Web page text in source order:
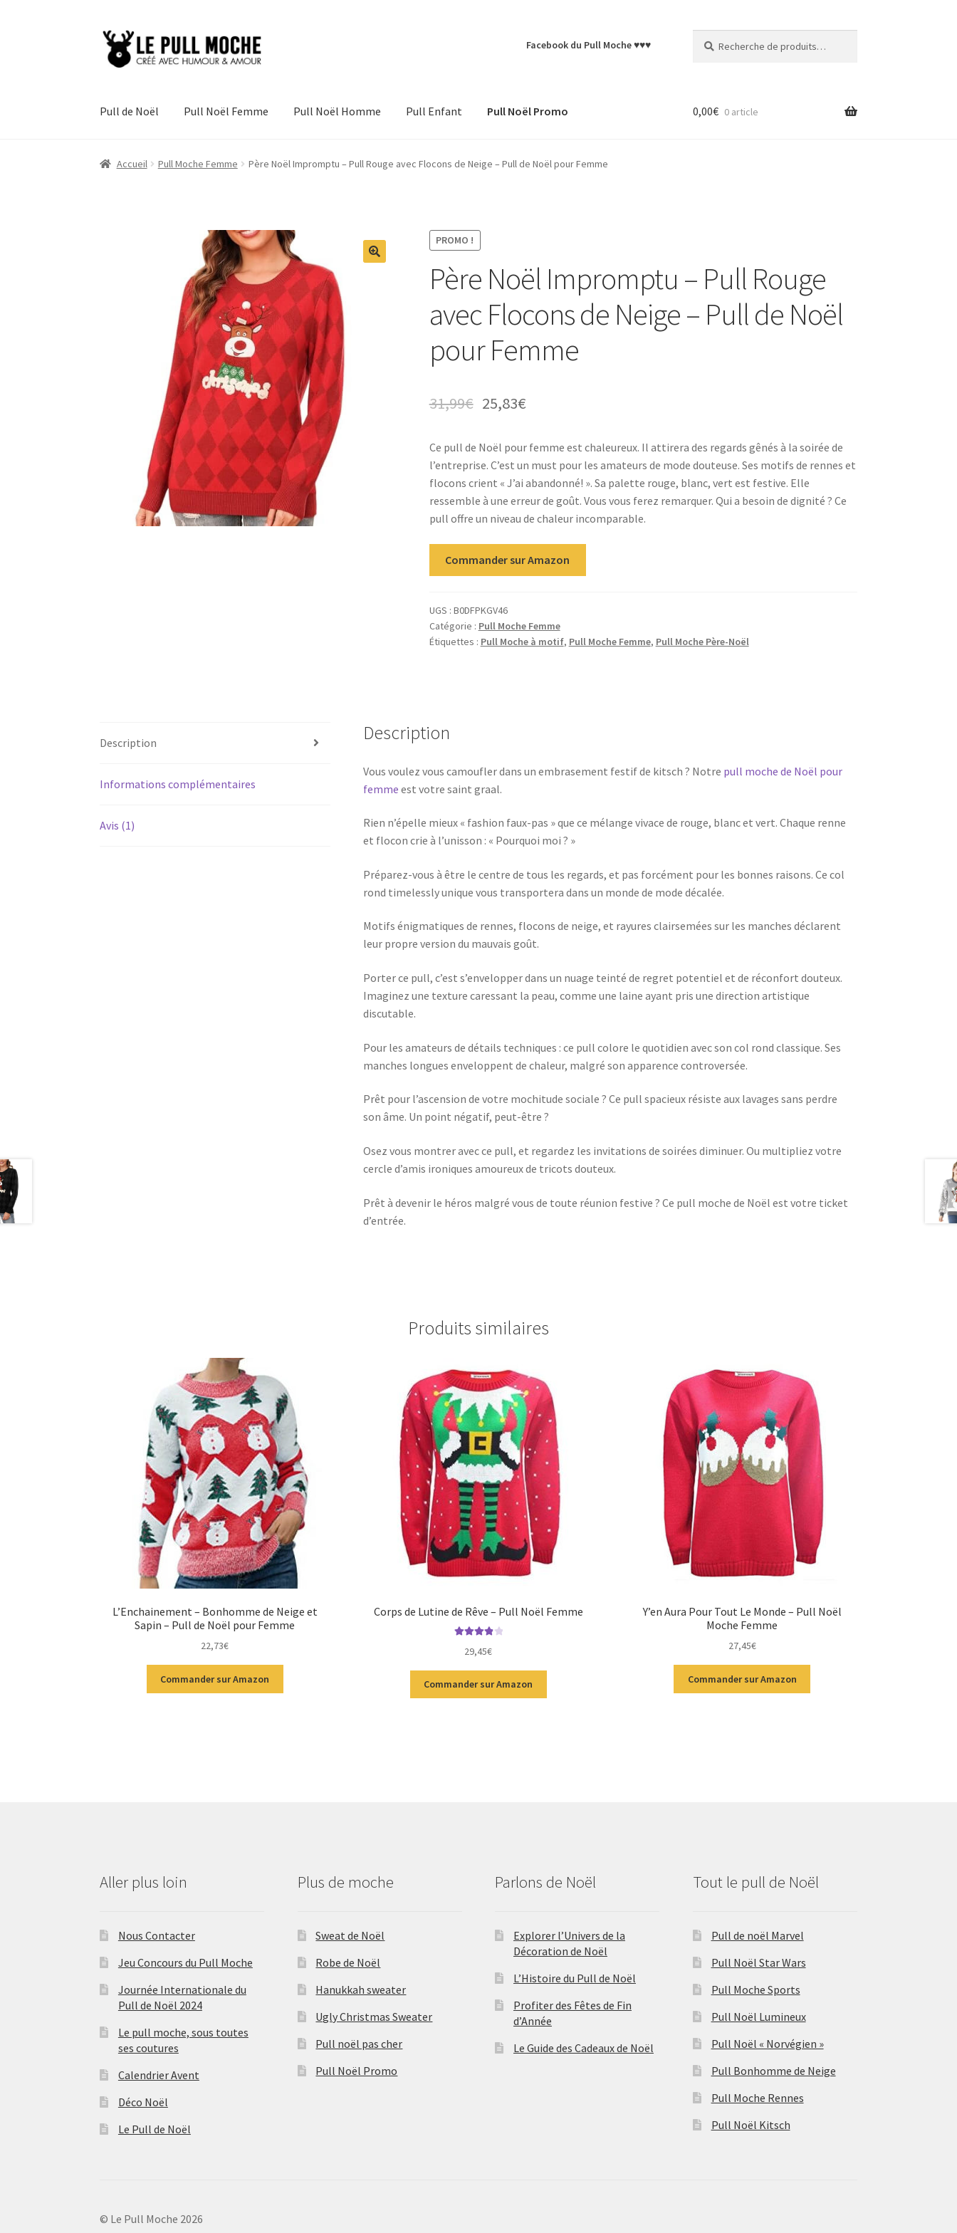
Aller
Aller
au
Facebook du Pull Moche ♥♥♥
pour :
Pull de Noël Pull Noël Femme Pull Noël Homme Pull Enfant Pull Noël Promo 0,00€ 0 article
Accueil Pull Moche Femme Père Noël Impromptu – Pull Rouge avec Flocons de Neige – Pull de Noël pour Femme
PROMO !
Père Noël Impromptu – Pull Rouge
avec Flocons de Neige – Pull de Noël
pour Femme
31,99€ 25,83€
Ce pull de Noël pour femme est chaleureux. Il attirera des regards gênés à la soirée de
l’entreprise. C’est un must pour les amateurs de mode douteuse. Ses motifs de rennes et
flocons crient « J’ai abandonné! ». Sa palette rouge, blanc, vert est festive. Elle
ressemble à une erreur de goût. Vous vous ferez remarquer. Qui a besoin de dignité ? Ce
pull offre un niveau de chaleur incomparable.
Commander sur Amazon
UGS : B0DFPKGV46
Catégorie : Pull Moche Femme
Étiquettes : Pull Moche à motif, Pull Moche Femme, Pull Moche Père-Noël
Description
Informations complémentaires
Avis (1)
Description
Vous voulez vous camoufler dans un embrasement festif de kitsch ? Notre pull moche de Noël pour
femme est votre saint graal.
Rien n’épelle mieux « fashion faux-pas » que ce mélange vivace de rouge, blanc et vert. Chaque renne
et flocon crie à l’unisson : « Pourquoi moi ? »
Préparez-vous à être le centre de tous les regards, et pas forcément pour les bonnes raisons. Ce col
rond timelessly unique vous transportera dans un monde de mode décalée.
Motifs énigmatiques de rennes, flocons de neige, et rayures clairsemées sur les manches déclarent
leur propre version du mauvais goût.
Porter ce pull, c’est s’envelopper dans un nuage teinté de regret potentiel et de réconfort douteux.
Imaginez une texture caressant la peau, comme une laine ayant pris une direction artistique
discutable.
Pour les amateurs de détails techniques : ce pull colore le quotidien avec son col rond classique. Ses
manches longues enveloppent de chaleur, malgré son apparence controversée.
Prêt pour l’ascension de votre mochitude sociale ? Ce pull spacieux résiste aux lavages sans perdre
son âme. Un point négatif, peut-être ?
Osez vous montrer avec ce pull, et regardez les invitations de soirées diminuer. Ou multipliez votre
cercle d’amis ironiques amoureux de tricots douteux.
Prêt à devenir le héros malgré vous de toute réunion festive ? Ce pull moche de Noël est votre ticket
d’entrée.
Produits similaires
L’Enchainement – Bonhomme de Neige et
Sapin – Pull de Noël pour Femme
22,73€
Commander sur Amazon
Corps de Lutine de Rêve – Pull Noël Femme
sur 5
29,45€
Commander sur Amazon
Y’en Aura Pour Tout Le Monde – Pull Noël
Moche Femme
27,45€
Commander sur Amazon
Aller plus loin
Nous Contacter
Jeu Concours du Pull Moche
Journée Internationale du
Pull de Noël 2024
Le pull moche, sous toutes
ses coutures
Calendrier Avent
Déco Noël
Le Pull de Noël
Plus de moche
Sweat de Noël
Robe de Noël
Hanukkah sweater
Ugly Christmas Sweater
Pull noël pas cher
Pull Noël Promo
Parlons de Noël
Explorer l’Univers de la
Décoration de Noël
L’Histoire du Pull de Noël
Profiter des Fêtes de Fin
d’Année
Le Guide des Cadeaux de Noël
Tout le pull de Noël
Pull de noël Marvel
Pull Noël Star Wars
Pull Moche Sports
Pull Noël Lumineux
Pull Noël « Norvégien »
Pull Bonhomme de Neige
Pull Moche Rennes
Pull Noël Kitsch
© Le Pull Moche 2026